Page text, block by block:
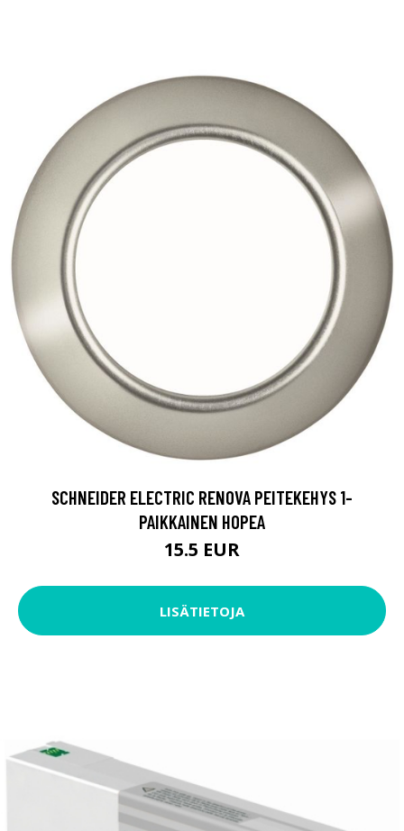
SCHNEIDER ELECTRIC RENOVA PEITEKEHYS 1-
PAIKKAINEN HOPEA
15.5 EUR
LISÄTIETOJA